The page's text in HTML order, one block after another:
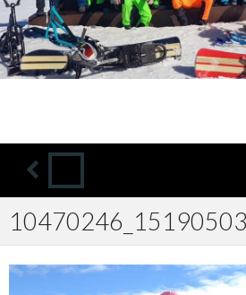
Liens
Contact